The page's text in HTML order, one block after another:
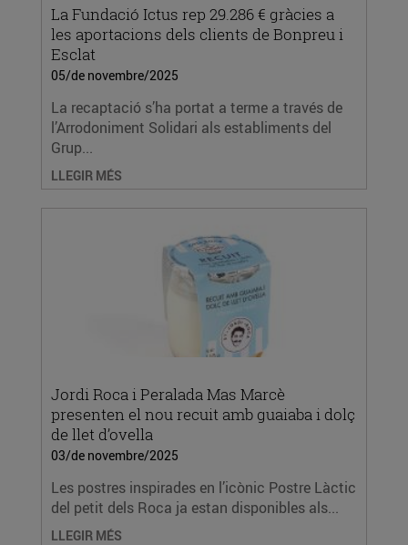
La Fundació Ictus rep 29.286 € gràcies a
les aportacions dels clients de Bonpreu i
Esclat
05/de novembre/2025
La recaptació s’ha portat a terme a través de
l’Arrodoniment Solidari als establiments del
Grup...
LLEGIR MÉS
Jordi Roca i Peralada Mas Marcè
presenten el nou recuit amb guaiaba i dolç
de llet d’ovella
03/de novembre/2025
Les postres inspirades en l’icònic Postre Làctic
del petit dels Roca ja estan disponibles als...
LLEGIR MÉS